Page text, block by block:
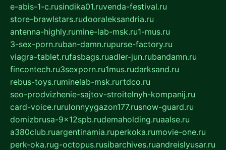
e-abis-1-c.rusindika01.ruvenda-festival.ru
store-brawlstars.rudooraleksandria.ru
antenna-highly.rumine-lab-msk.ru1-mus.ru
3-sex-porn.ruban-damn.rupurse-factory.ru
viagra-tablet.rufasbags.ruadler-jun.rubandamn.ru
fincontech.ru3sexporn.ru1mus.rudarksand.ru
rebus-toys.ruminelab-msk.rurtdco.ru
seo-prodvizhenie-sajtov-stroitelnyh-kompanij.ru
card-voice.rurulonnyygazon177.rusnow-guard.ru
domizbrusa-9x12spb.rudemaholding.ruaalse.ru
a380club.ruargentinamia.ruperkoka.rumovie-one.ru
perk-oka.rug-octopus.rusibarchives.ruandreislyusar.ru